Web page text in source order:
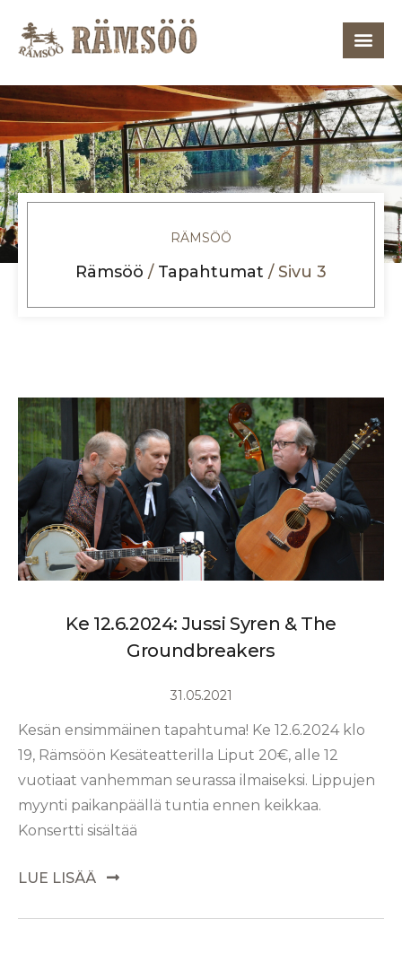
RÄMSÖÖ
Rämsöö / Tapahtumat / Sivu 3
Ke 12.6.2024: Jussi Syren & The
Groundbreakers
31.05.2021
Kesän ensimmäinen tapahtuma! Ke 12.6.2024 klo
19, Rämsöön Kesäteatterilla Liput 20€, alle 12
vuotiaat vanhemman seurassa ilmaiseksi. Lippujen
myynti paikanpäällä tuntia ennen keikkaa.
Konsertti sisältää
LUE LISÄÄ